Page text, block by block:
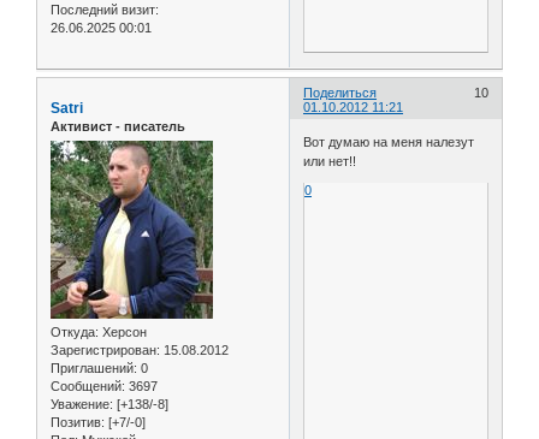
Последний визит:
26.06.2025 00:01
Поделиться
10
01.10.2012 11:21
Satri
Активист - писатель
Откуда: Херсон
Зарегистрирован: 15.08.2012
Приглашений: 0
Сообщений: 3697
Уважение: [+138/-8]
Позитив: [+7/-0]
Вот думаю на меня налезут
или нет!!
0